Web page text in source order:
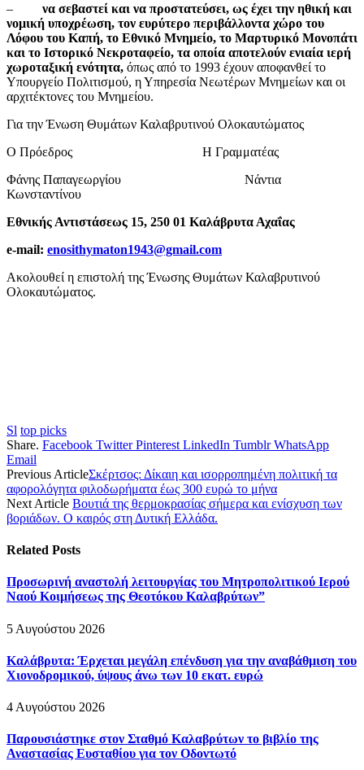
– να σεβαστεί και να προστατεύσει, ως έχει την ηθική και
νομική υποχρέωση, τον ευρύτερο περιβάλλοντα χώρο του
Λόφου του Καπή, το Εθνικό Μνημείο, το Μαρτυρικό Μονοπάτι
και το Ιστορικό Νεκροταφείο, τα οποία αποτελούν ενιαία ιερή
χωροταξική ενότητα, όπως από το 1993 έχουν αποφανθεί το
Υπουργείο Πολιτισμού, η Υπηρεσία Νεωτέρων Μνημείων και οι
αρχιτέκτονες του Μνημείου.
Για την Ένωση Θυμάτων Καλαβρυτινού Ολοκαυτώματος
Ο Πρόεδρος Η Γραμματέας
Φάνης Παπαγεωργίου Νάντια
Κωνσταντίνου
Εθνικής Αντιστάσεως 15, 250 01 Καλάβρυτα Αχαΐας
e-mail: enosithymaton1943@gmail.com
Ακολουθεί η επιστολή της Ένωσης Θυμάτων Καλαβρυτινού
Ολοκαυτώματος.
Sl top picks
Share. Facebook Twitter Pinterest LinkedIn Tumblr WhatsApp
Email
Previous ArticleΣκέρτσος: Δίκαιη και ισορροπημένη πολιτική τα
αφορολόγητα φιλοδωρήματα έως 300 ευρώ το μήνα
Next Article Βουτιά της θερμοκρασίας σήμερα και ενίσχυση των
βοριάδων. Ο καιρός στη Δυτική Ελλάδα.
Related Posts
Προσωρινή αναστολή λειτουργίας του Μητροπολιτικού Ιερού
Ναού Κοιμήσεως της Θεοτόκου Καλαβρύτων”
5 Αυγούστου 2026
Καλάβρυτα: Έρχεται μεγάλη επένδυση για την αναβάθμιση του
Χιονοδρομικού, ύψους άνω των 10 εκατ. ευρώ
4 Αυγούστου 2026
Παρουσιάστηκε στον Σταθμό Καλαβρύτων το βιβλίο της
Αναστασίας Ευσταθίου για τον Οδοντωτό